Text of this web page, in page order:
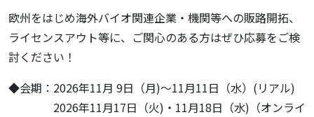
欧州をはじめ海外バイオ関連企業・機関等への販路開拓、
ライセンスアウト等に、ご関心のある方はぜひ応募をご検
討ください！
◆会期：2026年11月 9日（月)～11月11日（水）(リアル)
2026年11月17日（火)・11月18日（水)（オンライ